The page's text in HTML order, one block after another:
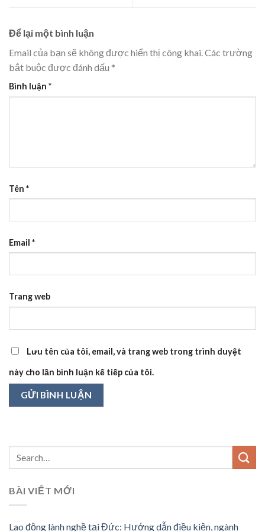
Để lại một bình luận
Email của bạn sẽ không được hiển thị công khai.Các trường
bắt buộc được đánh dấu *
Bình luận *
Tên *
Email *
Trang web
Lưu tên của tôi, email, và trang web trong trình duyệt
này cho lần bình luận kế tiếp của tôi.
BÀI VIẾT MỚI
Lao động lành nghề tại Đức: Hướng dẫn điều kiện, ngành